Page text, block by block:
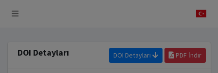
DOI Detayları DOI Detayları PDF İndir